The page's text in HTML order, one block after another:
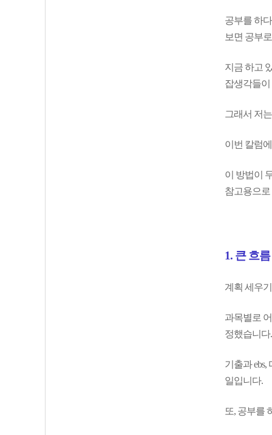
공부를 하
보면 공부
지금 하고
잡생각들
그래서 저
이번 칼럼
이 방법이
참고용으
1. 큰 흐
계획 세우
과목별로
정했습니다.
기출과
일입니다.
또, 공부를